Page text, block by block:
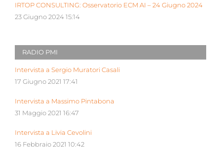
IRTOP CONSULTING: Osservatorio ECM AI – 24 Giugno 2024
23 Giugno 2024 15:14
RADIO PMI
Intervista a Sergio Muratori Casali
17 Giugno 2021 17:41
Intervista a Massimo Pintabona
31 Maggio 2021 16:47
Intervista a Livia Cevolini
16 Febbraio 2021 10:42